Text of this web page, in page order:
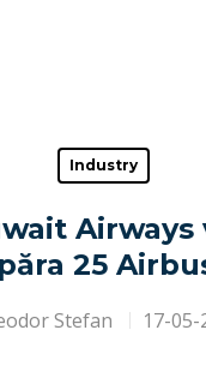
to search or ESC to close
Industry
Airways
25
Stefan 17-05-